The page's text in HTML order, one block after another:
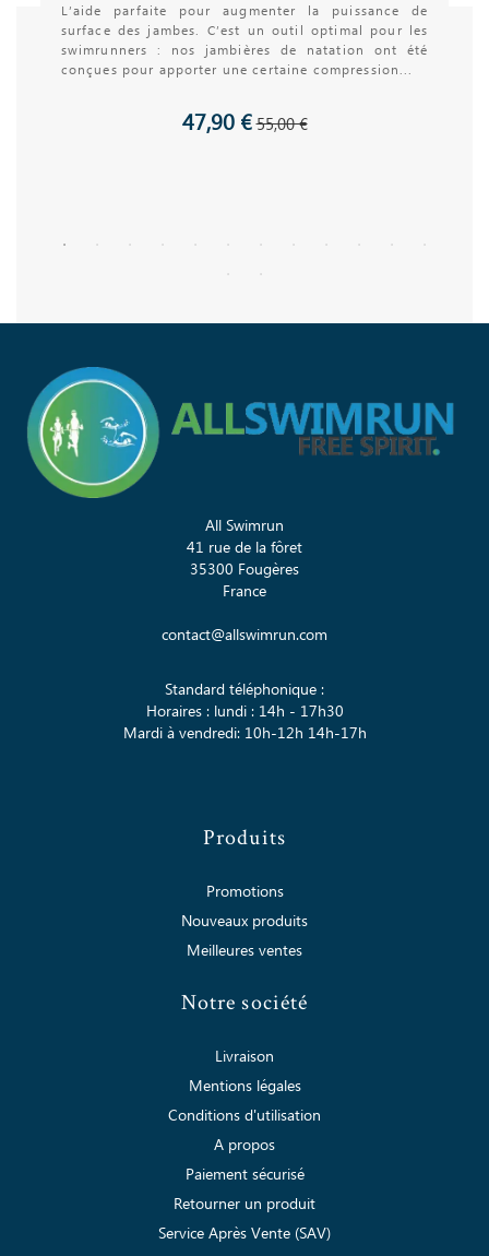
L’aide parfaite pour augmenter la puissance de
surface des jambes. C’est un outil optimal pour les
swimrunners : nos jambières de natation ont été
conçues pour apporter une certaine compression...
47,90 €55,00 €
All Swimrun
41 rue de la fôret
35300 Fougères
France
contact@allswimrun.com
Standard téléphonique :
Horaires : lundi : 14h - 17h30
Mardi à vendredi: 10h-12h 14h-17h
Produits
Promotions
Nouveaux produits
Meilleures ventes
Notre société
Livraison
Mentions légales
Conditions d'utilisation
A propos
Paiement sécurisé
Retourner un produit
Service Après Vente (SAV)